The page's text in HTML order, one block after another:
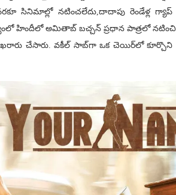
సినిమాల్లో నటించలేదు,దాదాపు రెండేళ్ల
హిందీలో అమితాబ్ బచ్చన్ ప్రధాన పాత్రలో
చేసారు. వకీల్ సాబ్‌గా ఒక చెయిర్‌లో కూర్చొని